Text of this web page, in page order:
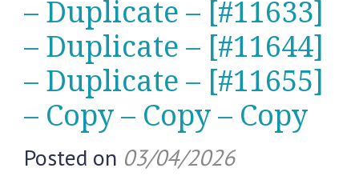
– Duplicate – [#11633]
– Duplicate – [#11644]
– Duplicate – [#11655]
– Copy – Copy – Copy
Posted on 03/04/2026